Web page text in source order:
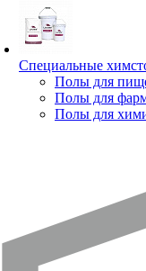
Специальные
Полы для
Полы для
Полы для